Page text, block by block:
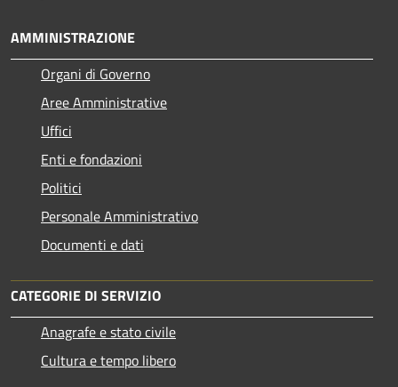
AMMINISTRAZIONE
Organi di Governo
Aree Amministrative
Uffici
Enti e fondazioni
Politici
Personale Amministrativo
Documenti e dati
CATEGORIE DI SERVIZIO
Anagrafe e stato civile
Cultura e tempo libero